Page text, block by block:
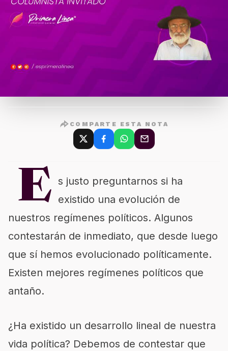
COMPARTE ESTA NOTA
E s justo preguntarnos si ha
existido una evolución de
nuestros regímenes políticos. Algunos
contestarán de inmediato, que desde luego
que sí hemos evolucionado políticamente.
Existen mejores regímenes políticos que
antaño.
¿Ha existido un desarrollo lineal de nuestra
vida política? Debemos de contestar que